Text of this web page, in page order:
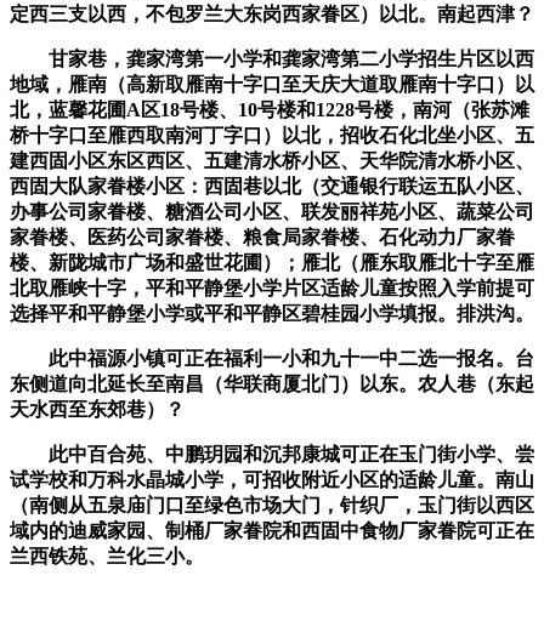
定西三支以西，不包罗兰大东岗西家眷区）以北。南起西津？
甘家巷，龚家湾第一小学和龚家湾第二小学招生片区以西
地域，雁南（高新取雁南十字口至天庆大道取雁南十字口）以
北，蓝馨花圃A区18号楼、10号楼和1228号楼，南河（张苏滩
桥十字口至雁西取南河丁字口）以北，招收石化北坐小区、五
建西固小区东区西区、五建清水桥小区、天华院清水桥小区、
西固大队家眷楼小区：西固巷以北（交通银行联运五队小区、
办事公司家眷楼、糖酒公司小区、联发丽祥苑小区、蔬菜公司
家眷楼、医药公司家眷楼、粮食局家眷楼、石化动力厂家眷
楼、新陇城市广场和盛世花圃）；雁北（雁东取雁北十字至雁
北取雁峡十字，平和平静堡小学片区适龄儿童按照入学前提可
选择平和平静堡小学或平和平静区碧桂园小学填报。排洪沟。
此中福源小镇可正在福利一小和九十一中二选一报名。台
东侧道向北延长至南昌（华联商厦北门）以东。农人巷（东起
天水西至东郊巷）？
此中百合苑、中鹏玥园和沉邦康城可正在玉门街小学、尝
试学校和万科水晶城小学，可招收附近小区的适龄儿童。南山
（南侧从五泉庙门口至绿色市场大门，针织厂，玉门街以西区
域内的迪威家园、制桶厂家眷院和西固中食物厂家眷院可正在
兰西铁苑、兰化三小。